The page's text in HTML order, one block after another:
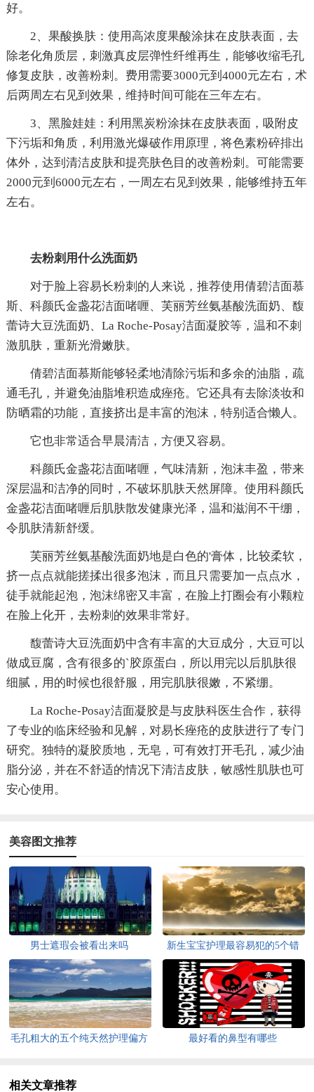
好。
2、果酸换肤：使用高浓度果酸涂抹在皮肤表面，去
除老化角质层，刺激真皮层弹性纤维再生，能够收缩毛孔
修复皮肤，改善粉刺。费用需要3000元到4000元左右，术
后两周左右见到效果，维持时间可能在三年左右。
3、黑脸娃娃：利用黑炭粉涂抹在皮肤表面，吸附皮
下污垢和角质，利用激光爆破作用原理，将色素粉碎排出
体外，达到清洁皮肤和提亮肤色目的改善粉刺。可能需要
2000元到6000元左右，一周左右见到效果，能够维持五年
左右。
去粉刺用什么洗面奶
对于脸上容易长粉刺的人来说，推荐使用倩碧洁面慕
斯、科颜氏金盏花洁面啫喱、芙丽芳丝氨基酸洗面奶、馥
蕾诗大豆洗面奶、La Roche-Posay洁面凝胶等，温和不刺
激肌肤，重新光滑嫩肤。
倩碧洁面慕斯能够轻柔地清除污垢和多余的油脂，疏
通毛孔，并避免油脂堆积造成痤疮。它还具有去除淡妆和
防晒霜的功能，直接挤出是丰富的泡沫，特别适合懒人。
它也非常适合早晨清洁，方便又容易。
科颜氏金盏花洁面啫喱，气味清新，泡沫丰盈，带来
深层温和洁净的同时，不破坏肌肤天然屏障。使用科颜氏
金盏花洁面啫喱后肌肤散发健康光泽，温和滋润不干绷，
令肌肤清新舒缓。
芙丽芳丝氨基酸洗面奶地是白色的'膏体，比较柔软，
挤一点点就能搓揉出很多泡沫，而且只需要加一点点水，
徒手就能起泡，泡沫绵密又丰富，在脸上打圈会有小颗粒
在脸上化开，去粉刺的效果非常好。
馥蕾诗大豆洗面奶中含有丰富的大豆成分，大豆可以
做成豆腐，含有很多的`胶原蛋白，所以用完以后肌肤很
细腻，用的时候也很舒服，用完肌肤很嫩，不紧绷。
La Roche-Posay洁面凝胶是与皮肤科医生合作，获得
了专业的临床经验和见解，对易长痤疮的皮肤进行了专门
研究。独特的凝胶质地，无皂，可有效打开毛孔，减少油
脂分泌，并在不舒适的情况下清洁皮肤，敏感性肌肤也可
安心使用。
美容图文推荐
男士遮瑕会被看出来吗
新生宝宝护理最容易犯的5个错
误
毛孔粗大的五个纯天然护理偏方 最好看的鼻型有哪些
相关文章推荐